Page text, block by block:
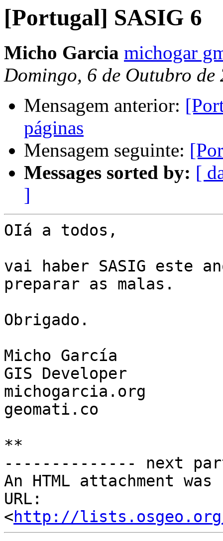
[Portugal] SASIG 6
Micho Garcia michogar
Domingo, 6 de Outubro
Mensagem anterior:
páginas
Mensagem seguinte:
Messages sorted by: [
]
OIá a todos,
vai haber SASIG este
preparar as malas.
Obrigado.
Micho García
GIS Developer
michogarcia.org
geomati.co
**
-------------- next
An HTML attachment
URL:
<http://lists.osgeo.org/